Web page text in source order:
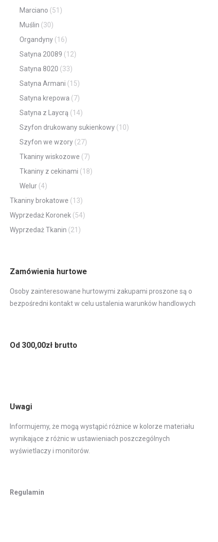
Marciano (51)
Muślin (30)
Organdyny (16)
Satyna 20089 (12)
Satyna 8020 (33)
Satyna Armani (15)
Satyna krepowa (7)
Satyna z Laycrą (14)
Szyfon drukowany sukienkowy (10)
Szyfon we wzory (27)
Tkaniny wiskozowe (7)
Tkaniny z cekinami (18)
Welur (4)
Tkaniny brokatowe (13)
Wyprzedaż Koronek (54)
Wyprzedaż Tkanin (21)
Zamówienia hurtowe
Osoby zainteresowane hurtowymi zakupami proszone są o
bezpośredni kontakt w celu ustalenia warunków handlowych
Od 300,00zł brutto
Uwagi
Informujemy, że mogą wystąpić różnice w kolorze materiału
wynikające z różnic w ustawieniach poszczególnych
wyświetlaczy i monitorów.
Regulamin